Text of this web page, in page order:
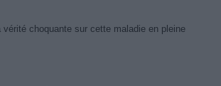
choquante sur cette maladie en pleine